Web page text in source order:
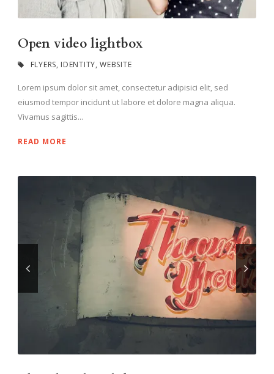
Open video lightbox
FLYERS, IDENTITY, WEBSITE
Lorem ipsum dolor sit amet, consectetur adipisici elit, sed
eiusmod tempor incidunt ut labore et dolore magna aliqua.
Vivamus sagittis...
READ MORE